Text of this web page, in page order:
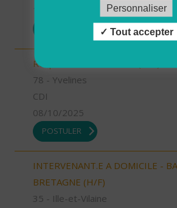
Responsable de secteur (H/F)
78 - Yvelines
CDI
08/10/2025
POSTULER
INTERVENANT.E A DOMICILE -
BRETAGNE (H/F)
35 - Ille-et-Vilaine
Personnaliser
Tout accepter